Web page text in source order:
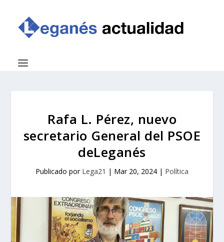
Rafa L. Pérez, nuevo
secretario General del PSOE
deLeganés
Publicado por Lega21 | Mar 20, 2024 | Política